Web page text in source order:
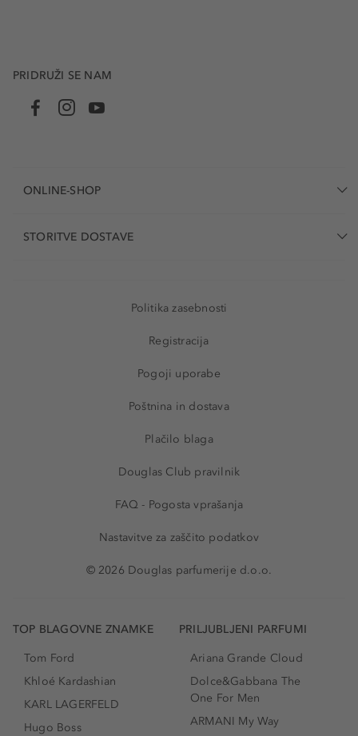
PRIDRUŽI SE NAM
ONLINE-SHOP
STORITVE DOSTAVE
Politika zasebnosti
Registracija
Pogoji uporabe
Poštnina in dostava
Plačilo blaga
Douglas Club pravilnik
FAQ - Pogosta vprašanja
Nastavitve za zaščito podatkov
© 2026 Douglas parfumerije d.o.o.
TOP BLAGOVNE ZNAMKE
Tom Ford
Khloé Kardashian
KARL LAGERFELD
Hugo Boss
PRILJUBLJENI PARFUMI
Ariana Grande Cloud
Dolce&Gabbana The
One For Men
ARMANI My Way